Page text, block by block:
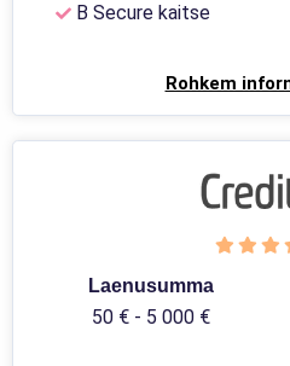
B Secure kaitse
Rohkem
Laenusumma
50 € - 5 000 €